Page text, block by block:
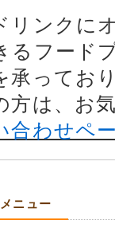
リンクに
るフード
承ってお
方は、お
合わせペ
ニュー